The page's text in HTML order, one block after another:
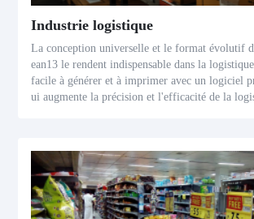
Industrie logistique
La conception universelle et le format évolutif
ean13 le rendent indispensable dans la
facile à générer et à imprimer avec un logiciel
ui augmente la précision et l'efficacité de la